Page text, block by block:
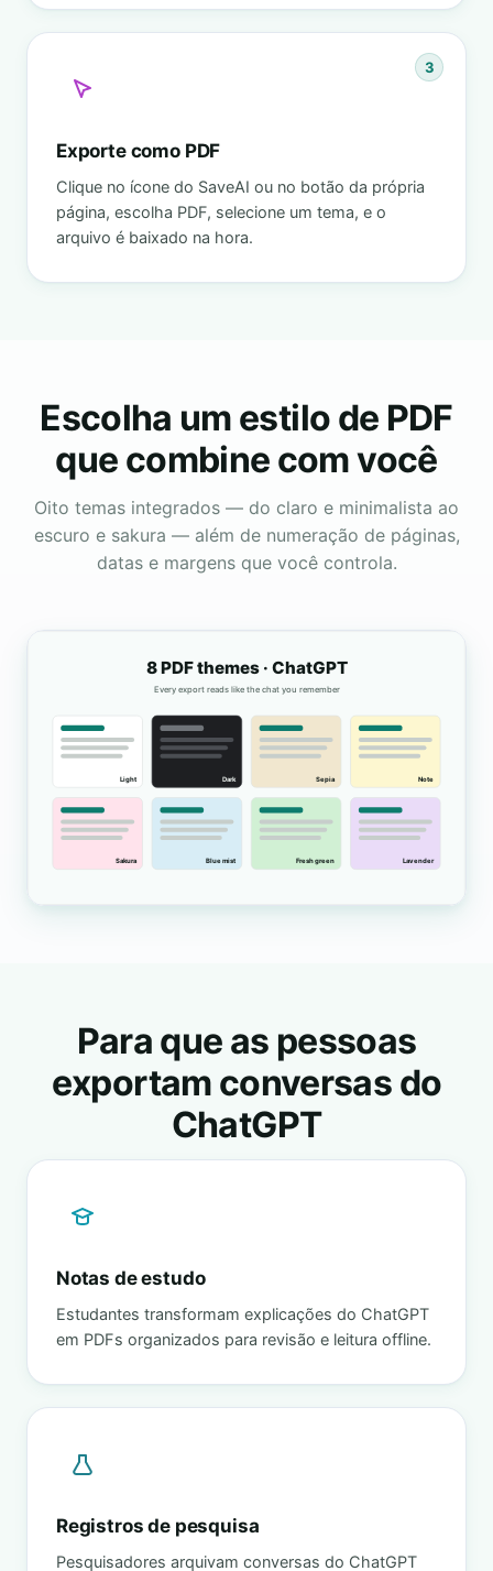
3
Exporte como PDF
Clique no ícone do SaveAI ou no botão da própria
página, escolha PDF, selecione um tema, e o
arquivo é baixado na hora.
Escolha um estilo de PDF
que combine com você
Oito temas integrados — do claro e minimalista ao
escuro e sakura — além de numeração de páginas,
datas e margens que você controla.
Para que as pessoas
exportam conversas do
ChatGPT
Notas de estudo
Estudantes transformam explicações do ChatGPT
em PDFs organizados para revisão e leitura offline.
Registros de pesquisa
Pesquisadores arquivam conversas do ChatGPT